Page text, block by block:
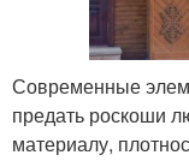
Современные
предать роскоши
материалу,